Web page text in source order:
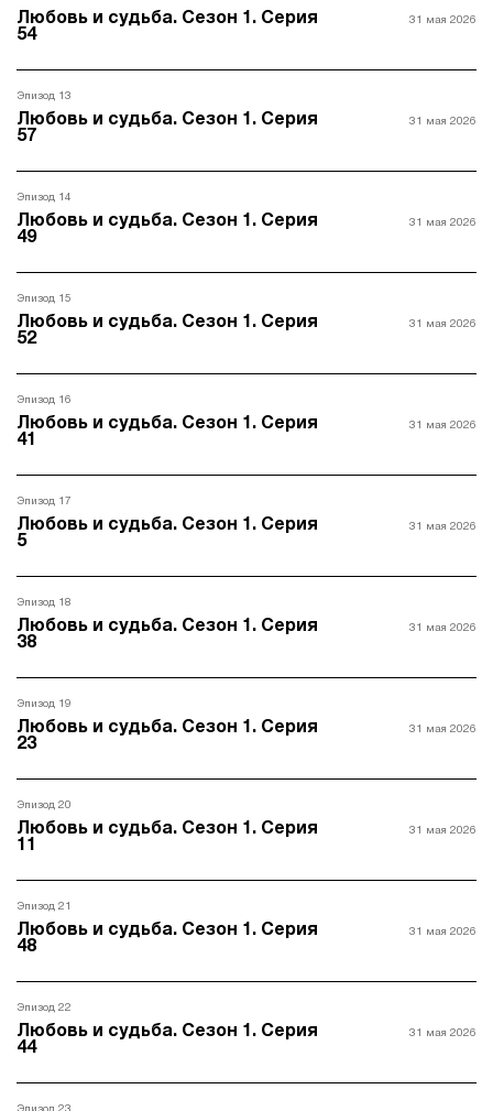
Любовь и судьба. Сезон 1. Серия
54
31 мая 2026
Эпизод 13
Любовь и судьба. Сезон 1. Серия
57
31 мая 2026
Эпизод 14
Любовь и судьба. Сезон 1. Серия
49
31 мая 2026
Эпизод 15
Любовь и судьба. Сезон 1. Серия
52
31 мая 2026
Эпизод 16
Любовь и судьба. Сезон 1. Серия
41
31 мая 2026
Эпизод 17
Любовь и судьба. Сезон 1. Серия
5
31 мая 2026
Эпизод 18
Любовь и судьба. Сезон 1. Серия
38
31 мая 2026
Эпизод 19
Любовь и судьба. Сезон 1. Серия
23
31 мая 2026
Эпизод 20
Любовь и судьба. Сезон 1. Серия
11
31 мая 2026
Эпизод 21
Любовь и судьба. Сезон 1. Серия
48
31 мая 2026
Эпизод 22
Любовь и судьба. Сезон 1. Серия
44
31 мая 2026